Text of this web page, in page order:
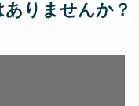
りませんか？